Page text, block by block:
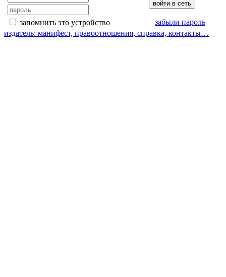
запомнить это устройство
забыли пароль
издатель: манифест, правоотношения, справка, контакты…